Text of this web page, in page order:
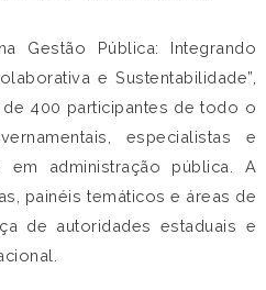
Gestão Pública: Integrando
e Sustentabilidade”,
400 participantes de todo o
especialistas e
em administração pública. A
painéis temáticos e áreas de
de autoridades estaduais e